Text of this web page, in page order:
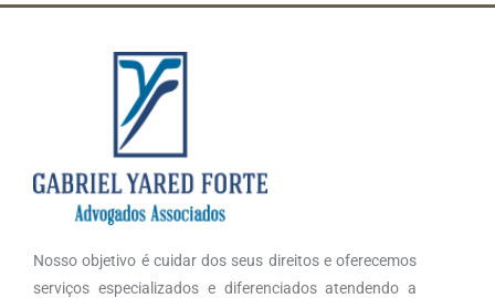
Nosso objetivo é cuidar dos seus direitos e oferecemos
serviços especializados e diferenciados atendendo a